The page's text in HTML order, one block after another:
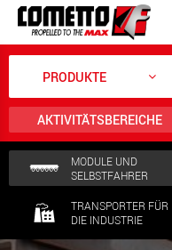
PRODUKTE
AKTIVITÄTSBEREICHE
MODULE UND
SELBSTFAHRER
TRANSPORTER FÜR
DIE INDUSTRIE